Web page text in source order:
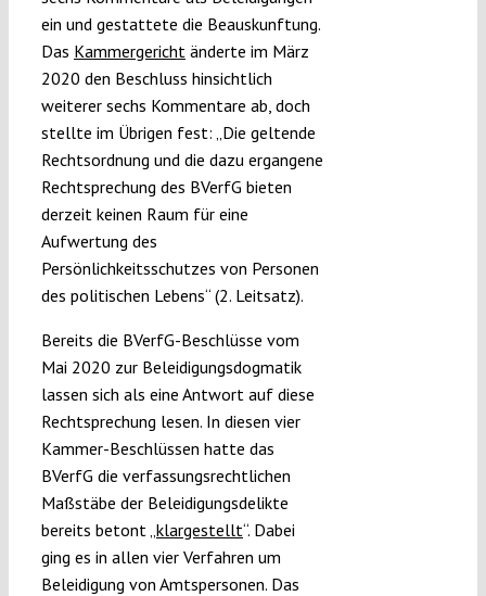
ein und gestattete die Beauskunftung.
Das Kammergericht änderte im März
2020 den Beschluss hinsichtlich
weiterer sechs Kommentare ab, doch
stellte im Übrigen fest: „Die geltende
Rechtsordnung und die dazu ergangene
Rechtsprechung des BVerfG bieten
derzeit keinen Raum für eine
Aufwertung des
Persönlichkeitsschutzes von Personen
des politischen Lebens“ (2. Leitsatz).
Bereits die BVerfG-Beschlüsse vom
Mai 2020 zur Beleidigungsdogmatik
lassen sich als eine Antwort auf diese
Rechtsprechung lesen. In diesen vier
Kammer-Beschlüssen hatte das
BVerfG die verfassungsrechtlichen
Maßstäbe der Beleidigungsdelikte
bereits betont „ klargestellt“. Dabei
ging es in allen vier Verfahren um
Beleidigung von Amtspersonen. Das